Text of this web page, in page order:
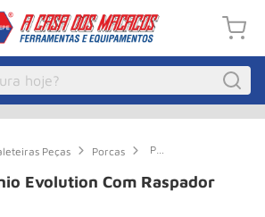
hoje?
Peças Porcas
Porca
Aluminio
Evolution
Evolution Com Raspador